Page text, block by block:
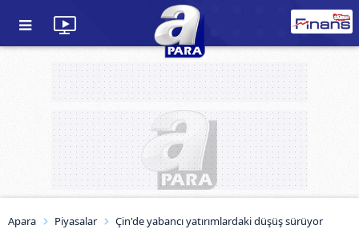
Apara Piyasalar Çin'de yabancı yatırımlardaki düşüş sürüyor